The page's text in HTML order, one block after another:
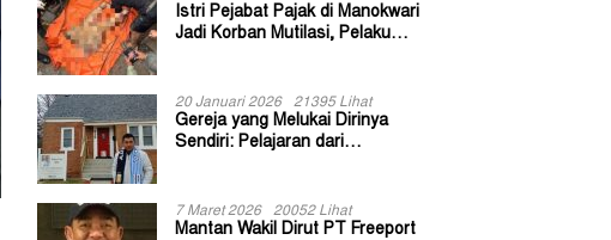
Istri Pejabat Pajak di Manokwari
Jadi Korban Mutilasi, Pelaku
20 Januari 2026 21395 Lihat
Gereja yang Melukai Dirinya
Sendiri: Pelajaran dari
7 Maret 2026 20052 Lihat
Mantan Wakil Dirut PT Freeport